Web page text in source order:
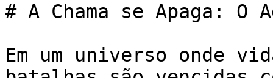
# A Chama se Apaga: O
Em um universo onde